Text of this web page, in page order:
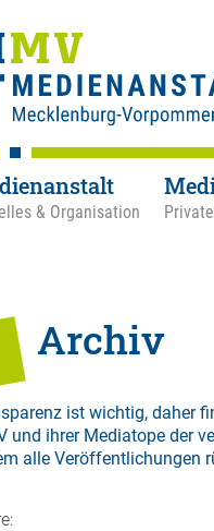
& Organisation
Archiv
ist wichtig, daher
und ihrer Mediatope der
alle Veröffentlichungen